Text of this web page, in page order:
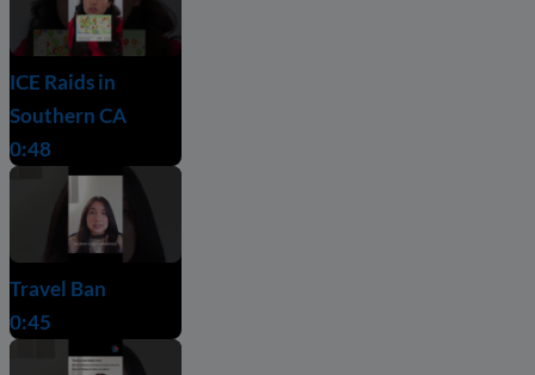
ICE Raids in
Southern CA
0:48
Travel Ban
0:45